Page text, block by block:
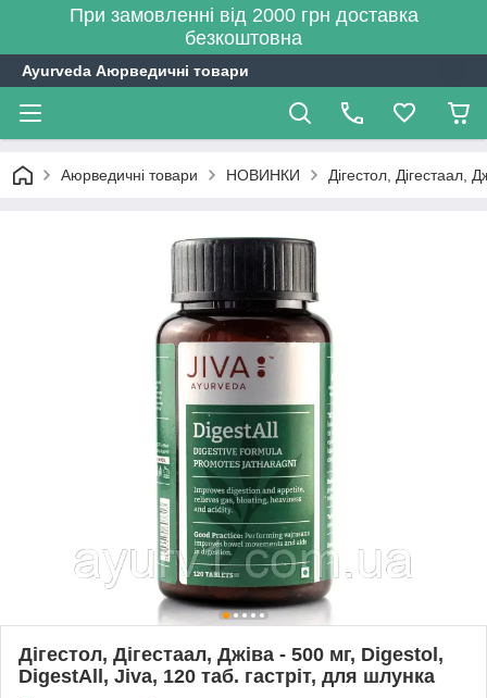
При замовленні від 2000 грн доставка
безкоштовна
Ayurveda Аюрведичні товари
Аюрведичні товари НОВИНКИ Дігестол, Дігестаал,
Дігестол, Дігестаал, Джіва - 500 мг, Digestol,
DigestAll, Jiva, 120 таб. гастріт, для шлунка